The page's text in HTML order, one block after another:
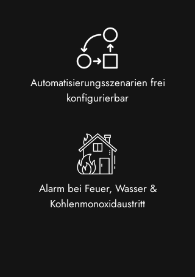
Automatisierungsszenarien frei
konfigurierbar
Alarm bei Feuer, Wasser &
Kohlenmonoxidaustritt